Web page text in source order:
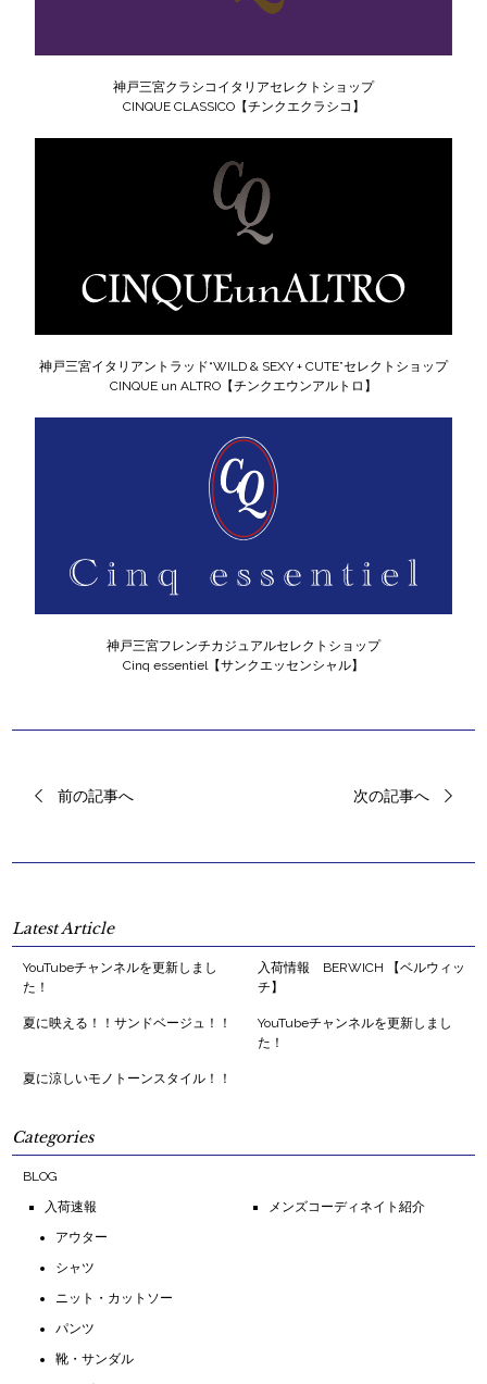
神戸三宮クラシコイタリアセレクトショップ
CINQUE CLASSICO【チンクエクラシコ】
神戸三宮イタリアントラッド“WILD & SEXY + CUTE”セレクトショップ
CINQUE un ALTRO【チンクエウンアルトロ】
神戸三宮フレンチカジュアルセレクトショップ
Cinq essentiel【サンクエッセンシャル】
前の記事へ 次の記事へ
Latest Article
YouTubeチャンネルを更新しまし
た！
入荷情報 BERWICH 【ベルウィッ
チ】
夏に映える！！サンドベージュ！！
YouTubeチャンネルを更新しまし
た！
夏に涼しいモノトーンスタイル！！
Categories
BLOG
入荷速報
アウター
シャツ
ニット・カットソー
パンツ
靴・サンダル
メンズコーディネイト紹介